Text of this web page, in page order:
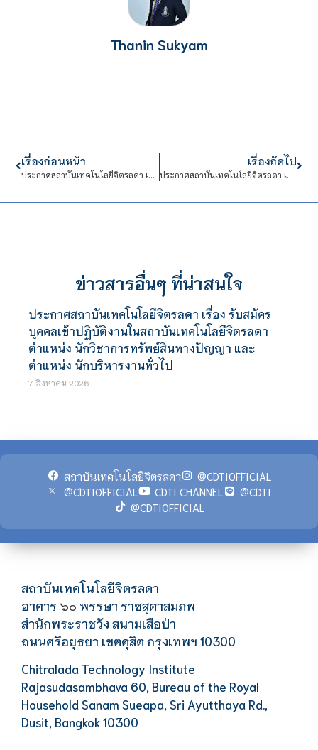
Thanin Sukyam
เรื่องก่อนหน้า
ประกาศสถาบันเทคโนโลยีจิตรลดา เรื่อง ประกาศผลการคัดเลือกบุคคลเข้าปฏิบัติงานในสถาบันเทคโนโลยีจิตรลดาสังกัด คณะบริหารธุรกิจ
เรื่องถัดไป
ประกาศสถาบันเทคโนโลยีจิตรลดา เรื่อง รับสมัครบุคคลเข้าปฏิบัติงานในสถาบันเทคโนโลยีจิตรลดา ตำแหน่ง นักวิชาการทรัพย์สินทางปัญญา และตำแหน่ง นักบริหารงานทั่วไป
ข่าวสารอื่นๆ ที่น่าสนใจ
ประกาศสถาบันเทคโนโลยีจิตรลดา เรื่อง รับสมัคร
บุคคลเข้าปฏิบัติงานในสถาบันเทคโนโลยีจิตรลดา
ตำแหน่ง นักวิชาการทรัพย์สินทางปัญญา และ
ตำแหน่ง นักบริหารงานทั่วไป
7 สิงหาคม 2026
สถาบันเทคโนโลยีจิตรลดา
@CDTIOFFICIAL
@CDTIOFFICIAL
CDTI CHANNEL
@CDTI
@CDTIOFFICIAL
สถาบันเทคโนโลยีจิตรลดา
อาคาร ๖๐ พรรษา ราชสุดาสมภพ
สำนักพระราชวัง สนามเสือป่า
ถนนศรีอยุธยา เขตดุสิต กรุงเทพฯ 10300
Chitralada Technology Institute
Rajasudasambhava 60, Bureau of the Royal
Household Sanam Sueapa, Sri Ayutthaya Rd.,
Dusit, Bangkok 10300